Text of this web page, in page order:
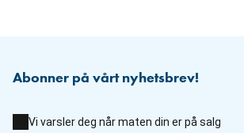
Abonner på vårt nyhetsbrev!
Vi varsler deg når maten din er på salg